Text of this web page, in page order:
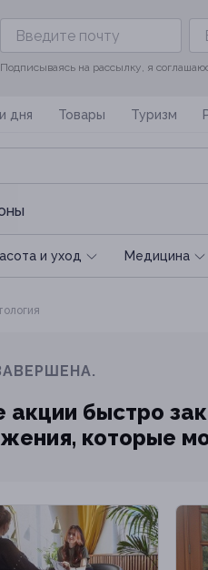
Подписываясь на рассылку, я
дня Товары Туризм
и уход Медицина
быстро
которые